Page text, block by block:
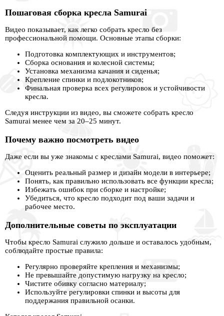
Пошаговая сборка кресла Samurai
Видео показывает, как легко собрать кресло без
профессиональной помощи. Основные этапы сборки:
Подготовка комплектующих и инструментов;
Сборка основания и колесной системы;
Установка механизма качания и сиденья;
Крепление спинки и подлокотников;
Финальная проверка всех регулировок и устойчивости
кресла.
Следуя инструкции из видео, вы сможете собрать кресло
Samurai менее чем за 20–25 минут.
Почему важно посмотреть видео
Даже если вы уже знакомы с креслами Samurai, видео поможет:
Оценить реальный размер и дизайн модели в интерьере;
Понять, как правильно использовать все функции кресла;
Избежать ошибок при сборке и настройке;
Убедиться, что кресло подходит под ваши задачи и
рабочее место.
Дополнительные советы по эксплуатации
Чтобы кресло Samurai служило дольше и оставалось удобным,
соблюдайте простые правила:
Регулярно проверяйте крепления и механизмы;
Не превышайте допустимую нагрузку на кресло;
Чистите обивку согласно материалу;
Используйте регулировки спинки и высоты для
поддержания правильной осанки.